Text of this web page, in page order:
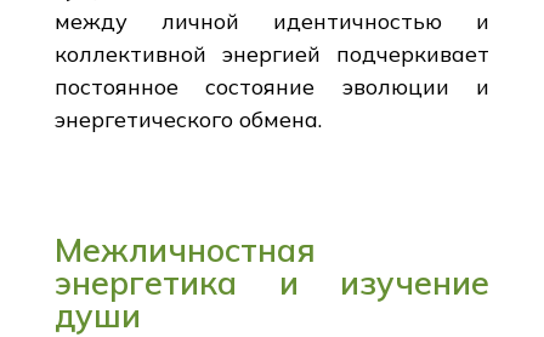
между личной идентичностью и
коллективной энергией подчеркивает
постоянное состояние эволюции и
энергетического обмена.
Межличностная
энергетика и изучение
души